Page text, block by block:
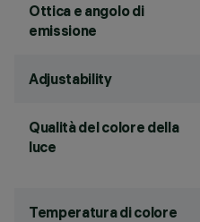
Ottica e angolo di
emissione
Adjustability
Qualità del colore della
luce
Temperatura di colore